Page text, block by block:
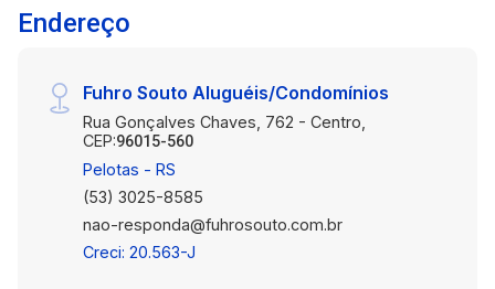
Endereço
Fuhro Souto Aluguéis/Condomínios
Rua Gonçalves Chaves, 762 - Centro,
CEP:96015-560
Pelotas - RS
(53) 3025-8585
nao-responda@fuhrosouto.com.br
Creci: 20.563-J